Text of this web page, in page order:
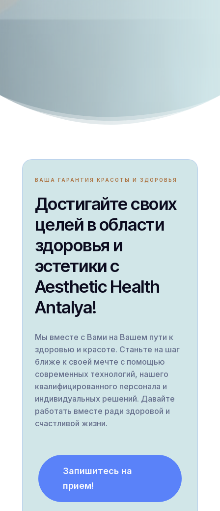
ВАША ГАРАНТИЯ КРАСОТЫ И ЗДОРОВЬЯ
Достигайте своих
целей в области
здоровья и
эстетики с
Aesthetic Health
Antalya!
Мы вместе с Вами на Вашем пути к
здоровью и красоте. Станьте на шаг
ближе к своей мечте с помощью
современных технологий, нашего
квалифицированного персонала и
индивидуальных решений. Давайте
работать вместе ради здоровой и
счастливой жизни.
Запишитесь на
прием!